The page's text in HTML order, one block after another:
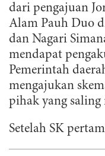
dari pengajuan
Alam Pauh Duo
dan Nagari
mendapat
Pemerintah
mengajukan
pihak yang saling
Setelah SK